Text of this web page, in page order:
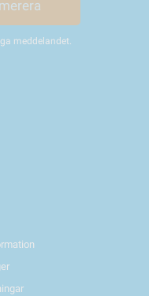
meddelandet.